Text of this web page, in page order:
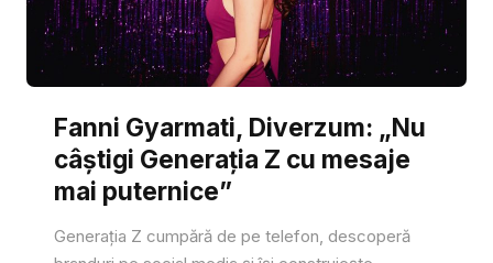
Fanni Gyarmati, Diverzum: „Nu
câștigi Generația Z cu mesaje
mai puternice”
Generația Z cumpără de pe telefon, descoperă